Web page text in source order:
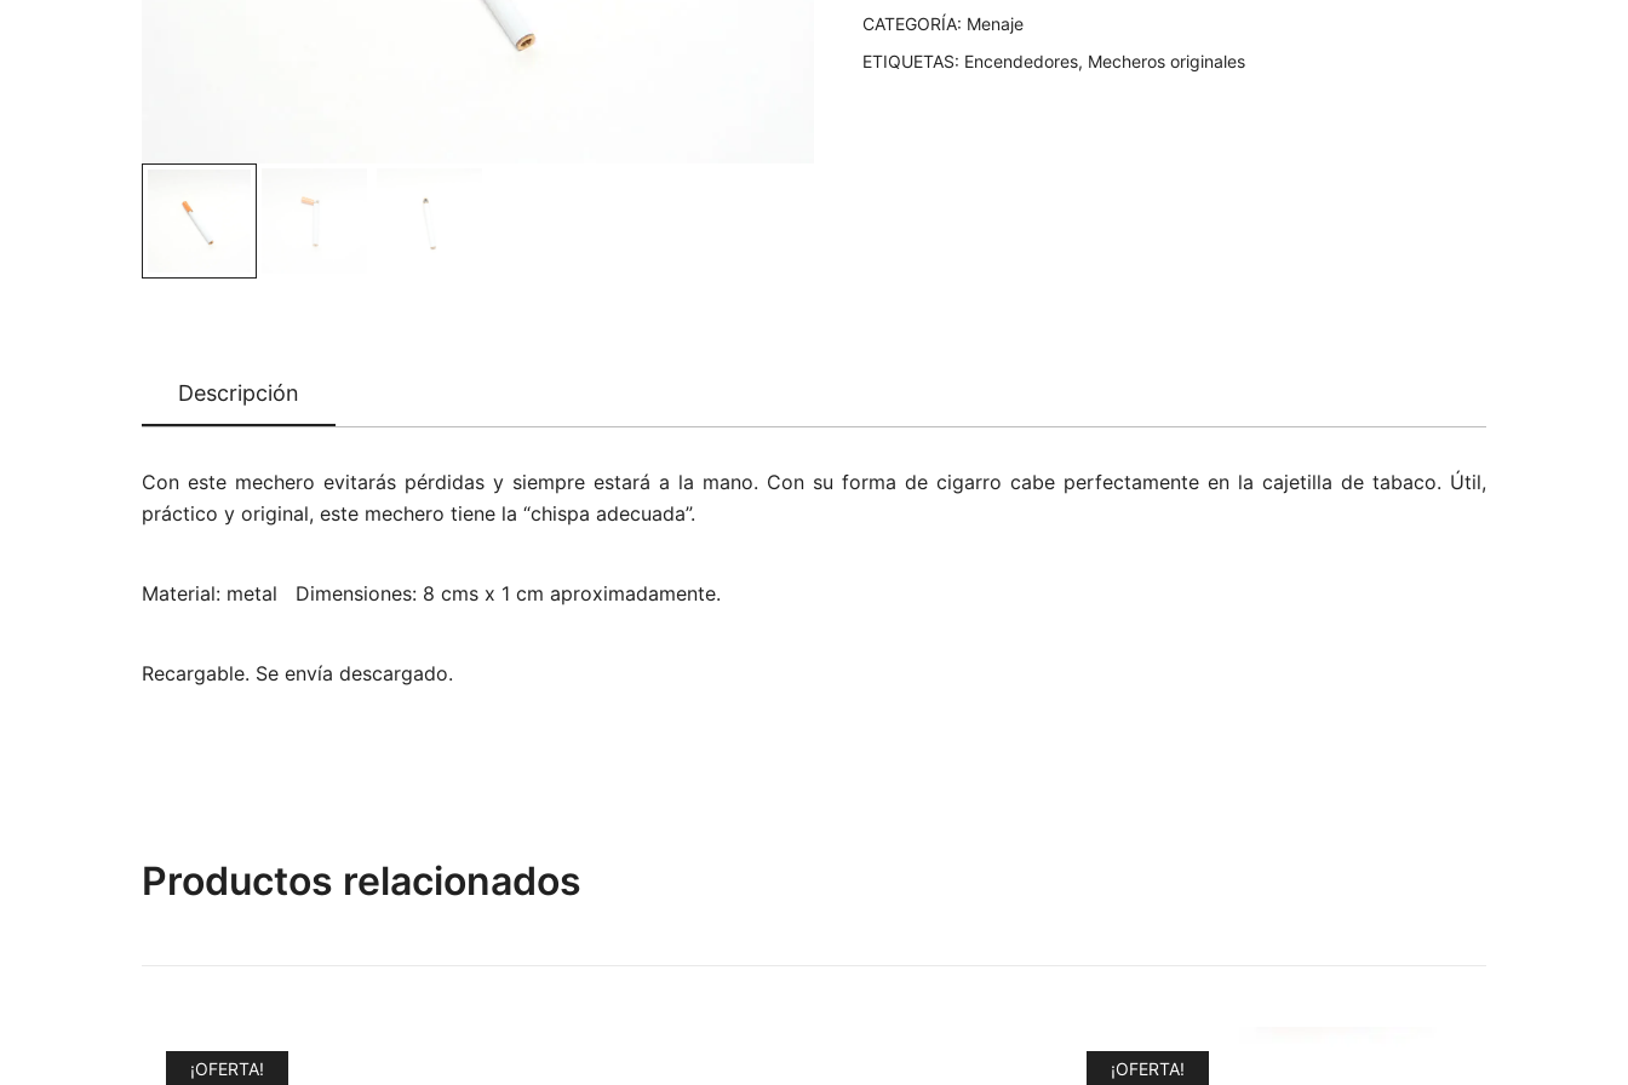
CATEGORÍA: Menaje
ETIQUETAS: Encendedores, Mecheros originales
Descripción
Con este mechero evitarás pérdidas y siempre estará a la mano. Con su forma de cigarro cabe perfectamente en la cajetilla de tabaco. Útil,
práctico y original, este mechero tiene la “chispa adecuada”.
Material: metal Dimensiones: 8 cms x 1 cm aproximadamente.
Recargable. Se envía descargado.
Productos relacionados
¡OFERTA! ¡OFERTA!